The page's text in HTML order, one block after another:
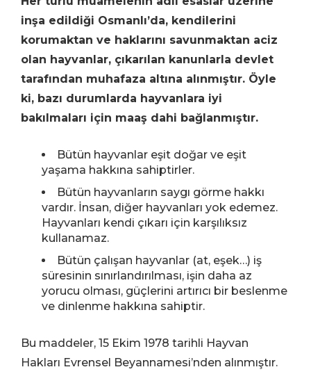
inşa edildiği Osmanlı’da, kendilerini
korumaktan ve haklarını savunmaktan aciz
olan hayvanlar, çıkarılan kanunlarla devlet
tarafından muhafaza altına alınmıştır. Öyle
ki, bazı durumlarda hayvanlara iyi
bakılmaları için maaş dahi bağlanmıştır.
Bütün hayvanlar eşit doğar ve eşit
yaşama hakkına sahiptirler.
Bütün hayvanların saygı görme hakkı
vardır. İnsan, diğer hayvanları yok edemez.
Hayvanları kendi çıkarı için karşılıksız
kullanamaz.
Bütün çalışan hayvanlar (at, eşek…) iş
süresinin sınırlandırılması, işin daha az
yorucu olması, güçlerini artırıcı bir beslenme
ve dinlenme hakkına sahiptir.
Bu maddeler, 15 Ekim 1978 tarihli Hayvan
Hakları Evrensel Beyannamesi’nden alınmıştır.